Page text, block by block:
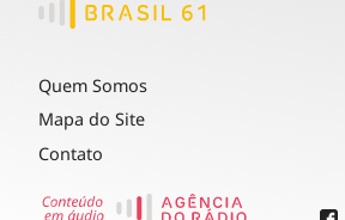
Quem Somos
Mapa do Site
Contato